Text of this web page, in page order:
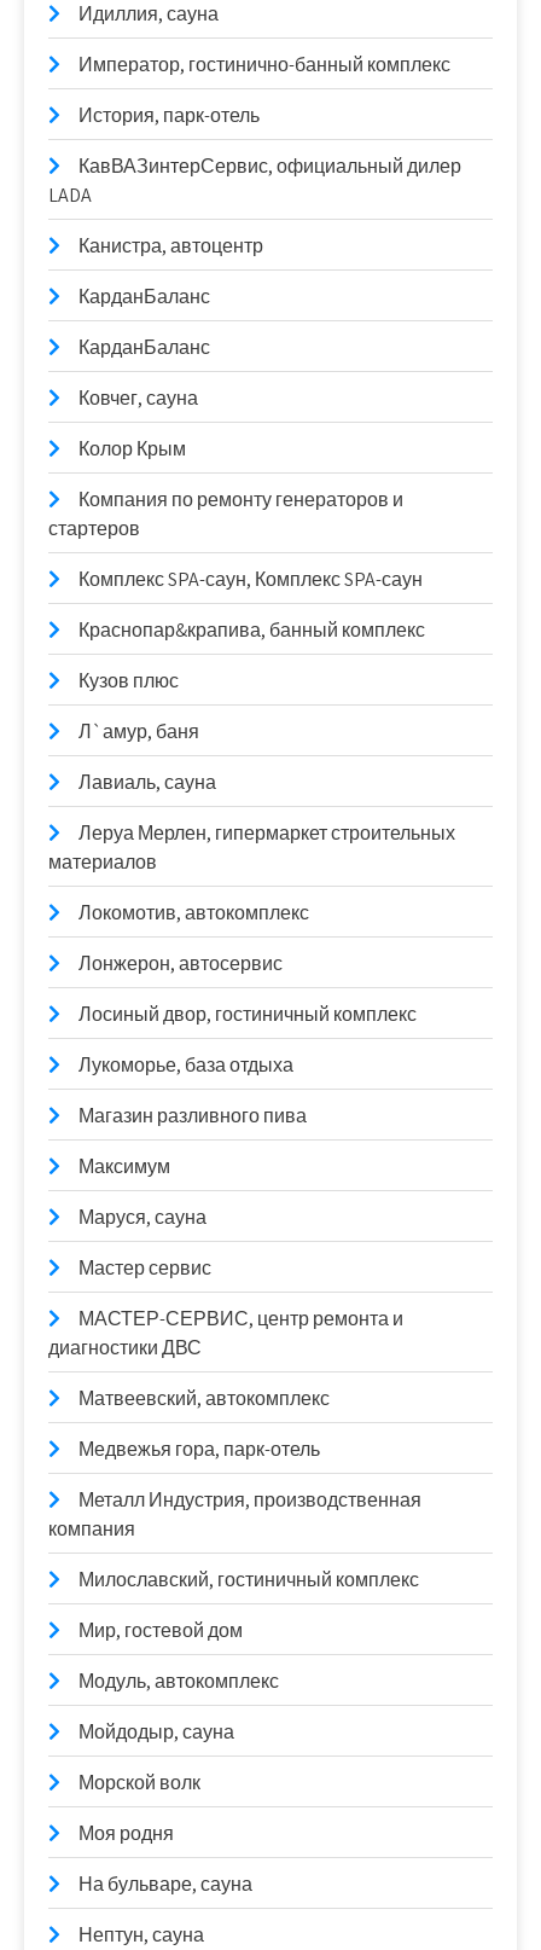
Идиллия, сауна
Император, гостинично-банный комплекс
История, парк-отель
КавВАЗинтерСервис, официальный дилер
LADA
Канистра, автоцентр
КарданБаланс
КарданБаланс
Ковчег, сауна
Колор Крым
Компания по ремонту генераторов и
стартеров
Комплекс SPA-саун, Комплекс SPA-саун
Краснопар&крапива, банный комплекс
Кузов плюс
Л`амур, баня
Лавиаль, сауна
Леруа Мерлен, гипермаркет строительных
материалов
Локомотив, автокомплекс
Лонжерон, автосервис
Лосиный двор, гостиничный комплекс
Лукоморье, база отдыха
Магазин разливного пива
Максимум
Маруся, сауна
Мастер сервис
МАСТЕР-СЕРВИС, центр ремонта и
диагностики ДВС
Матвеевский, автокомплекс
Медвежья гора, парк-отель
Металл Индустрия, производственная
компания
Милославский, гостиничный комплекс
Мир, гостевой дом
Модуль, автокомплекс
Мойдодыр, сауна
Морской волк
Моя родня
На бульваре, сауна
Нептун, сауна